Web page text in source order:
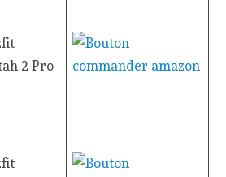
2 Pro